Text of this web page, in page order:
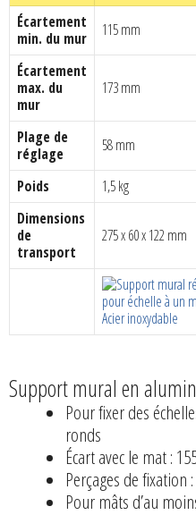
Écartement
min. du mur
115 mm
Écartement
max. du
mur
173 mm
Plage de
réglage
58 mm
Poids 1,5 kg
Dimensions
de
transport
275 x 60 x 122 mm
Support mural en
Pour fixer des
ronds
Écart avec le mat :
Perçages de fixation
Pour mâts d’au